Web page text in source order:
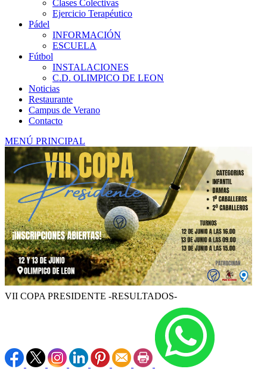
Clases Colectivas
Ejercicio Terapéutico
Pádel
INFORMACIÓN
ESCUELA
Fútbol
INSTALACIONES
C.D. OLIMPICO DE LEON
Noticias
Restaurante
Campus de Verano
Contacto
MENÚ PRINCIPAL
VII COPA PRESIDENTE -RESULTADOS-